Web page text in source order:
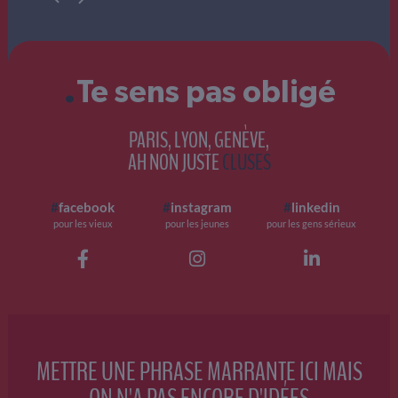
.Te sens pas obligé
PARIS, LYON, GENÈVE,
AH NON JUSTECLUSES
#facebook
pour les vieux
#instagram
pour les jeunes
#linkedin
pour les gens sérieux
METTRE UNE PHRASE MARRANTE ICI MAIS